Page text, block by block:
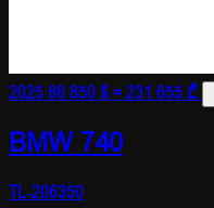
202586 850 $≈ 231 655 ₾
BMW 740
TL-206350